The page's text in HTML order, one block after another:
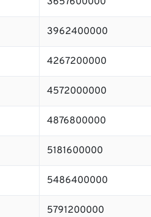
3962400000
4267200000
4572000000
4876800000
5181600000
5486400000
5791200000